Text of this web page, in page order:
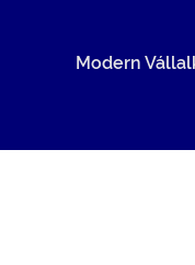
Modern